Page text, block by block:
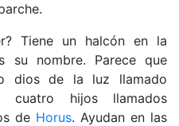
Tiene un halcón en la
su nombre. Parece que
dios de la luz llamado
cuatro hijos llamados
de Horus. Ayudan en las